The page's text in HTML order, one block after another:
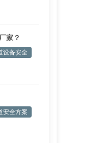
家？
设备安全
安全方案